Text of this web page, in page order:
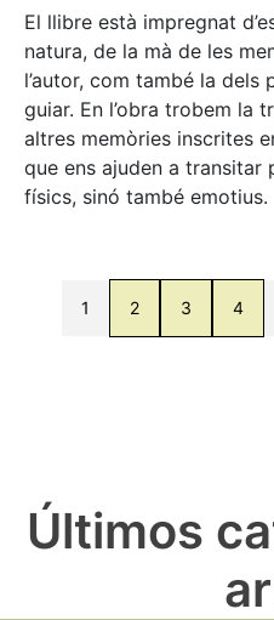
El llibre està impregnat
natura, de la mà de les
l’autor, com també la dels
guiar. En l’obra trobem la
altres memòries inscrites
que ens ajuden a transitar
físics, sinó també emotius.
1 2 3 4
Últimos